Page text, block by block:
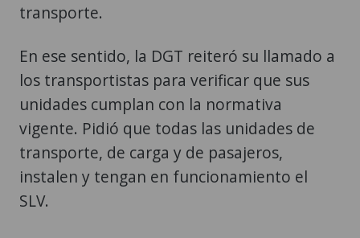
transporte.
En ese sentido, la DGT reiteró su llamado a
los transportistas para verificar que sus
unidades cumplan con la normativa
vigente. Pidió que todas las unidades de
transporte, de carga y de pasajeros,
instalen y tengan en funcionamiento el
SLV.